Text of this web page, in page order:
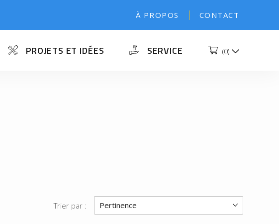
À PROPOS CONTACT
PROJETS ET IDÉES SERVICE (0)
Trier par : Pertinence a